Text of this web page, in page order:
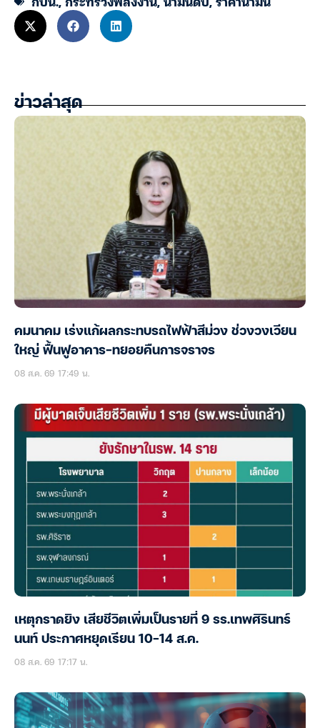
ข่าวล่าสุด
คมนาคม เร่งแก้ผลกระทบรถไฟฟ้าสีม่วง ช่วงวงเวียน
ใหญ่ ฟื้นฟูอาคาร-ทยอยคืนการจราจร
08 ส.ค. 69 17:49 น.
เหตุกราดยิง เสียชีวิตเพิ่มเป็นรายที่ 9 รร.เทพศิรินทร์
นนท์ ประกาศหยุดเรียน 10-14 ส.ค.
08 ส.ค. 69 17:17 น.